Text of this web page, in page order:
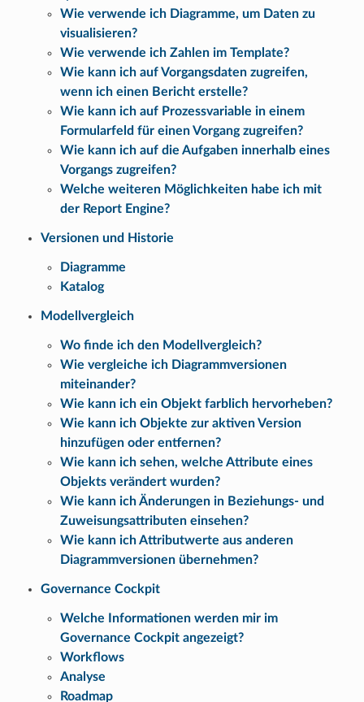
Wie verwende ich Diagramme, um Daten zu
visualisieren?
Wie verwende ich Zahlen im Template?
Wie kann ich auf Vorgangsdaten zugreifen,
wenn ich einen Bericht erstelle?
Wie kann ich auf Prozessvariable in einem
Formularfeld für einen Vorgang zugreifen?
Wie kann ich auf die Aufgaben innerhalb eines
Vorgangs zugreifen?
Welche weiteren Möglichkeiten habe ich mit
der Report Engine?
Versionen und Historie
Diagramme
Katalog
Modellvergleich
Wo finde ich den Modellvergleich?
Wie vergleiche ich Diagrammversionen
miteinander?
Wie kann ich ein Objekt farblich hervorheben?
Wie kann ich Objekte zur aktiven Version
hinzufügen oder entfernen?
Wie kann ich sehen, welche Attribute eines
Objekts verändert wurden?
Wie kann ich Änderungen in Beziehungs- und
Zuweisungsattributen einsehen?
Wie kann ich Attributwerte aus anderen
Diagrammversionen übernehmen?
Governance Cockpit
Welche Informationen werden mir im
Governance Cockpit angezeigt?
Workflows
Analyse
Roadmap